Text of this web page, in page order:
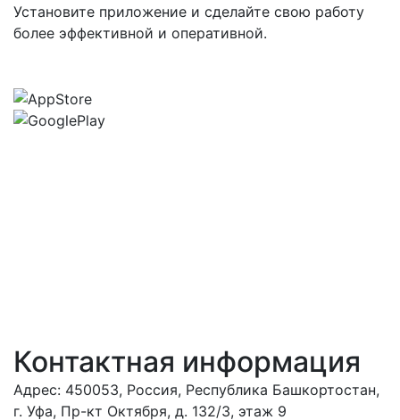
Установите приложение и сделайте свою работу
более эффективной и оперативной.
Контактная информация
Адрес: 450053, Россия, Республика Башкортостан,
г. Уфа, Пр-кт Октября, д. 132/3, этаж 9